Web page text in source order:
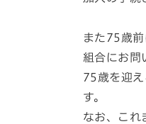
また75歳
組合にお問
75歳を迎
す。
なお、これ